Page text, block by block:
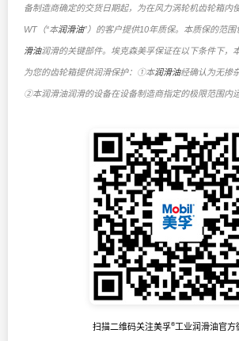
备制造商确定的交货日期起，为在风力涡轮机齿轮箱内
WT（“本润滑油”）的客户提供10年质保。本质保的范围
滑油润滑的关键部件。埃克森美孚保证在以下条件下，
为您的齿轮箱提供润滑保护：①本润滑油经确认为无掺
②本润滑油润滑的设备在设备制造商指定的极限范围内
扫描二维码关注美孚®工业润滑油官方